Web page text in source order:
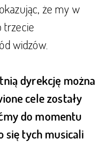
że my w
trzecie
widzów.
dyrekcję można
cele zostały
do momentu
się tych musicali